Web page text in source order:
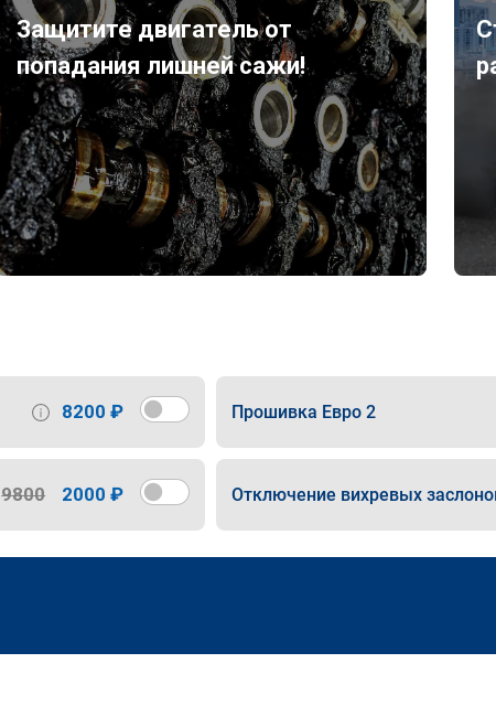
Защитите двигатель от
попадания лишней сажи!
8200 ₽ Прошивка Евро 2
9800 2000 ₽ Отключение вихревых